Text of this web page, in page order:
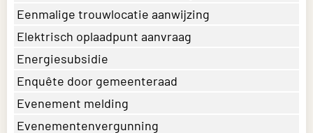
Eenmalige trouwlocatie aanwijzing
Elektrisch oplaadpunt aanvraag
Energiesubsidie
Enquête door gemeenteraad
Evenement melding
Evenementenvergunning